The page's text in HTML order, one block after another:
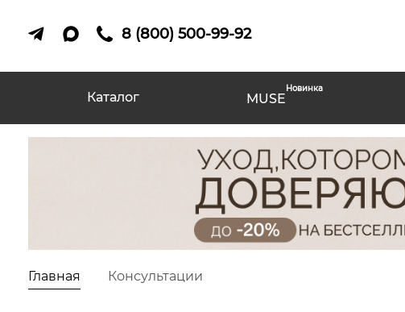
8 (800) 500-99-92
Каталог MUSE
Новинка
Главная Консультации